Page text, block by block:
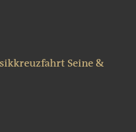
Seine &